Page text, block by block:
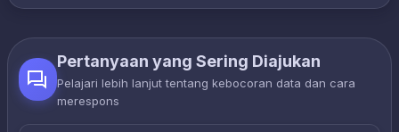
Pertanyaan yang Sering Diajukan
Pelajari lebih lanjut tentang kebocoran data dan cara
merespons